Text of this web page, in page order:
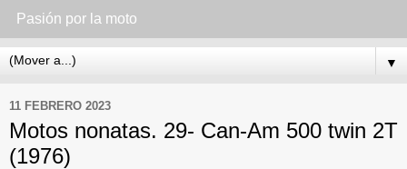
Pasión por la moto
▼
11 FEBRERO 2023
Motos nonatas. 29- Can-Am 500 twin 2T
(1976)